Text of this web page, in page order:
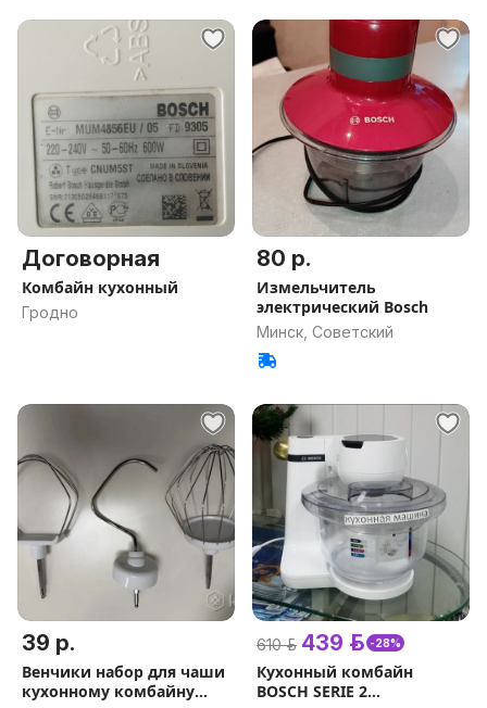
Договорная
Комбайн кухонный
Гродно
80 р.
Измельчитель
электрический Bosch
Минск, Советский
39 р.
Венчики набор для чаши
кухонному комбайну
610 р. 439 р. -28%
Кухонный комбайн
BOSCH SERIE 2